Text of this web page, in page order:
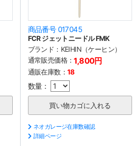
商品番号 017045
FCR ジェットニードル FMK
ブランド： KEIHIN（ケーヒン）
通常販売価格：1,800円
通販在庫数： 18
数量：
ネオガレージ在庫数確認
詳細ページ